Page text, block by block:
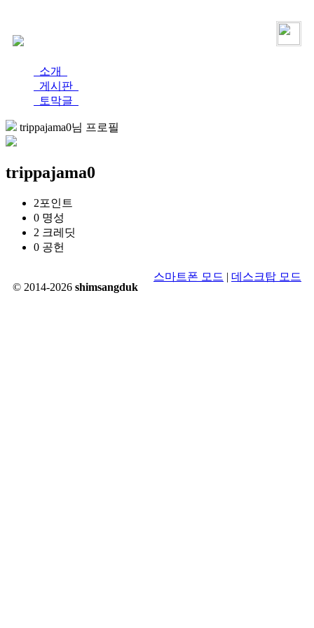
소개
게시판
토막글
trippajama0님 프로필
trippajama0
2포인트
0 명성
2 크레딧
0 공헌
© 2014-2026 shimsangduk
스마트폰 모드 | 데스크탑 모드